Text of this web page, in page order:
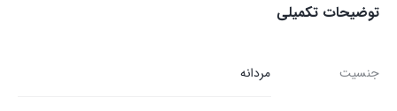
توضیحات تکمیلی
جنسیت مردانه